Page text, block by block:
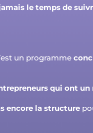
jamais le temps de
un programme
qui ont un
encore la structure